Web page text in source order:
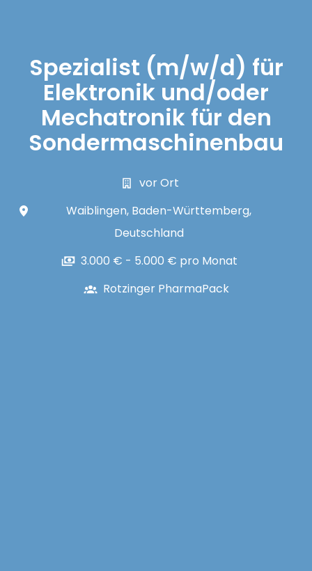
Spezialist (m/w/d) für
Elektronik und/oder
Mechatronik für den
Sondermaschinenbau
vor Ort
Waiblingen, Baden-Württemberg,
Deutschland
3.000 € - 5.000 € pro Monat
Rotzinger PharmaPack